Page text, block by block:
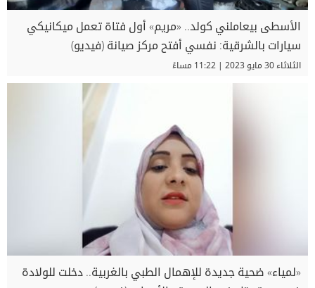
الأسطى بيعاملني كولد.. «مريم» أول فتاة تعمل ميكانيكي
سيارات بالشرقية: نفسي أفتح مركز صيانة (فيديو)
الثلاثاء 30 مايو 2023 | 11:22 مساءً
«لمياء» ضحية جديدة للإهمال الطبي بالغربية.. دخلت للولادة